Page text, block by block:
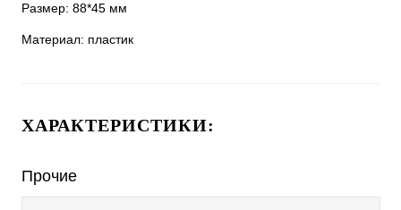
Размер: 88*45 мм
Материал: пластик
ХАРАКТЕРИСТИКИ:
Прочие